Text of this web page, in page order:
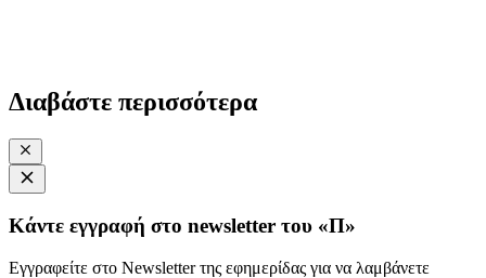
Διαβάστε περισσότερα
Κάντε εγγραφή στο newsletter του «Π»
Εγγραφείτε στο Newsletter της εφημερίδας για να λαμβάνετε